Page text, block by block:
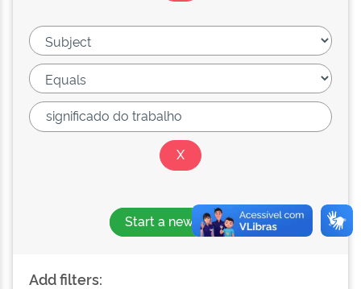
Start a new search
Add filters: